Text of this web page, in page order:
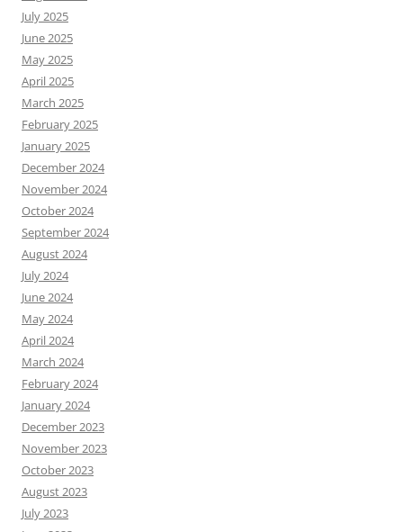
July 2025
June 2025
May 2025
April 2025
March 2025
February 2025
January 2025
December 2024
November 2024
October 2024
September 2024
August 2024
July 2024
June 2024
May 2024
April 2024
March 2024
February 2024
January 2024
December 2023
November 2023
October 2023
August 2023
July 2023